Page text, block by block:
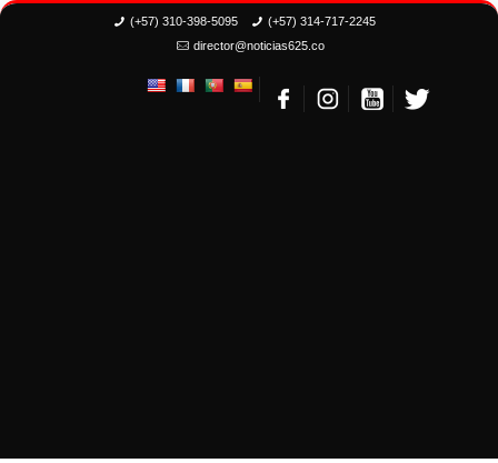
(+57) 310-398-5095
(+57) 314-717-2245
director@noticias625.co